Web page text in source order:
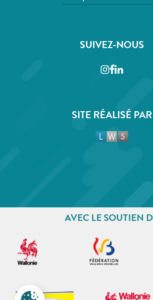
SUIVEZ-NOUS
Instagram
Facebook
LinkedIn
SITE RÉALISÉ PAR
AVEC LE SOUTIEN